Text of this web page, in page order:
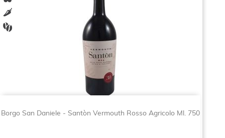
Borgo San Daniele - Santòn Vermouth Rosso Agricolo Ml. 750